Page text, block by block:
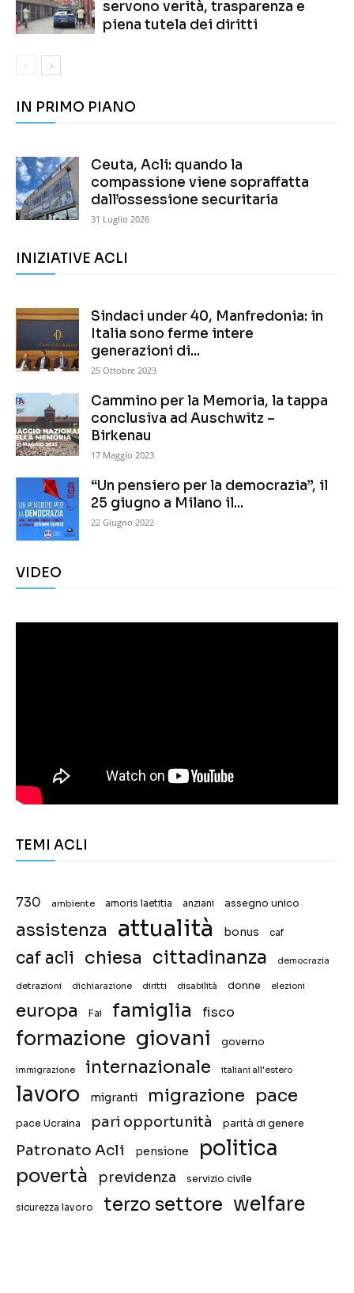
servono verità, trasparenza e
piena tutela dei diritti
IN PRIMO PIANO
Ceuta, Acli: quando la
compassione viene sopraffatta
dall’ossessione securitaria
31 Luglio 2026
INIZIATIVE ACLI
Sindaci under 40, Manfredonia: in
Italia sono ferme intere
generazioni di...
25 Ottobre 2023
Cammino per la Memoria, la tappa
conclusiva ad Auschwitz –
Birkenau
17 Maggio 2023
“Un pensiero per la democrazia”, il
25 giugno a Milano il...
22 Giugno 2022
VIDEO
TEMI ACLI
730 ambiente amoris laetitia anziani assegno unico
assistenza attualità bonus caf
caf acli chiesa cittadinanza democrazia
detrazioni dichiarazione diritti disabilità donne elezioni
europa Fai famiglia fisco
formazione giovani governo
immigrazione internazionale italiani all'estero
lavoro migranti migrazione pace
pace Ucraina pari opportunità parità di genere
Patronato Acli pensione politica
povertà previdenza servizio civile
sicurezza lavoro terzo settore welfare